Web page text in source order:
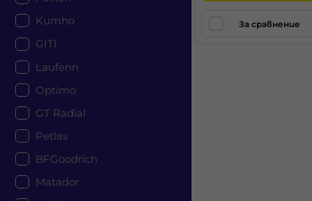
Kumho
GITI
Laufenn
Optimo
GT Radial
Petlas
BFGoodrich
Matador
За сравнение